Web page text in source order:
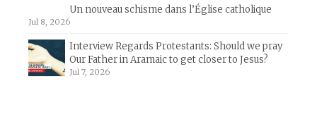
Un nouveau schisme dans l’Église catholique
Jul 8, 2026
Interview Regards Protestants: Should we pray
Our Father in Aramaic to get closer to Jesus?
Jul 7, 2026